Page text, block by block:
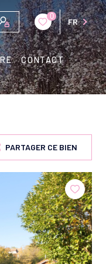
0
FR
CONTACT
PARTAGER CE BIEN